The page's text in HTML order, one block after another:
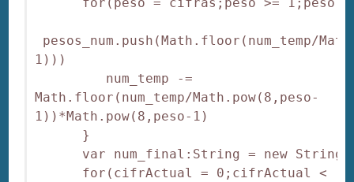
pesos_num.push(Math.floor(num_temp/
1)))
num_temp -=
Math.floor(num_temp/Math.pow(8,peso-
1))*Math.pow(8,peso-1)
}
var num_final:String = new
for(cifrActual = 0;cifrActual <